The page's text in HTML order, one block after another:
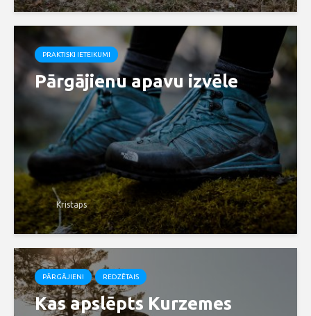
PRAKTISKI IETEIKUMI
Pārgājienu apavu izvēle
Kristaps
PĀRGĀJIENI REDZĒTAIS
Kas apslēpts Kurzemes